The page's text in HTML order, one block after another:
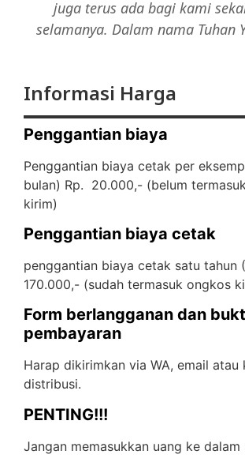
juga terus ada bagi kami
selamanya. Dalam nama Tuhan
Informasi Harga
Penggantian biaya
Penggantian biaya cetak per
bulan) Rp. 20.000,- (belum
kirim)
Penggantian biaya cetak
penggantian biaya cetak satu tahun
170.000,- (sudah termasuk ongkos
Form berlangganan dan
pembayaran
Harap dikirimkan via WA, email atau
distribusi.
PENTING!!!
Jangan memasukkan uang ke dalam